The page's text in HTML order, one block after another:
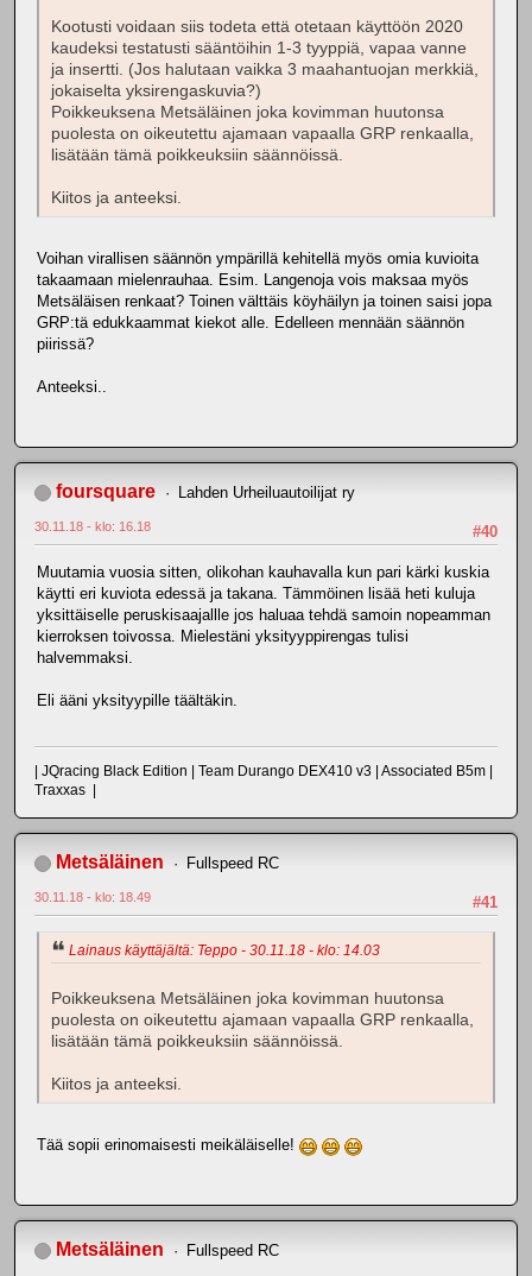
Kootusti voidaan siis todeta että otetaan käyttöön 2020
kaudeksi testatusti sääntöihin 1-3 tyyppiä, vapaa vanne
ja insertti. (Jos halutaan vaikka 3 maahantuojan merkkiä,
jokaiselta yksirengaskuvia?)
Poikkeuksena Metsäläinen joka kovimman huutonsa
puolesta on oikeutettu ajamaan vapaalla GRP renkaalla,
lisätään tämä poikkeuksiin säännöissä.
Kiitos ja anteeksi.
Voihan virallisen säännön ympärillä kehitellä myös omia kuvioita
takaamaan mielenrauhaa. Esim. Langenoja vois maksaa myös
Metsäläisen renkaat? Toinen välttäis köyhäilyn ja toinen saisi jopa
GRP:tä edukkaammat kiekot alle. Edelleen mennään säännön
piirissä?
Anteeksi..
foursquare Lahden Urheiluautoilijat ry
#40
30.11.18 - klo: 16.18
Muutamia vuosia sitten, olikohan kauhavalla kun pari kärki kuskia
käytti eri kuviota edessä ja takana. Tämmöinen lisää heti kuluja
yksittäiselle peruskisaajallle jos haluaa tehdä samoin nopeamman
kierroksen toivossa. Mielestäni yksityyppirengas tulisi
halvemmaksi.
Eli ääni yksityypille täältäkin.
| JQracing Black Edition | Team Durango DEX410 v3 | Associated B5m |
Traxxas |
Metsäläinen Fullspeed RC
#41
30.11.18 - klo: 18.49
Lainaus käyttäjältä: Teppo - 30.11.18 - klo: 14.03
Poikkeuksena Metsäläinen joka kovimman huutonsa
puolesta on oikeutettu ajamaan vapaalla GRP renkaalla,
lisätään tämä poikkeuksiin säännöissä.
Kiitos ja anteeksi.
Tää sopii erinomaisesti meikäläiselle!
Metsäläinen Fullspeed RC